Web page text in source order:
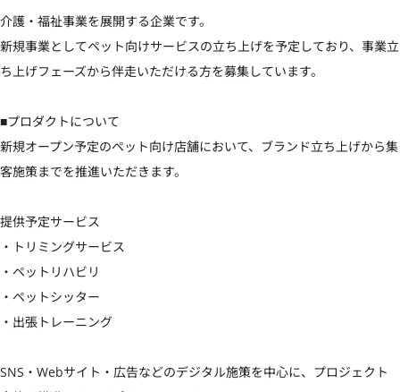
介護・福祉事業を展開する企業です。
新規事業としてペット向けサービスの立ち上げを予定しており、事業立
ち上げフェーズから伴走いただける方を募集しています。
■プロダクトについて
新規オープン予定のペット向け店舗において、ブランド立ち上げから集
客施策までを推進いただきます。
提供予定サービス
・トリミングサービス
・ペットリハビリ
・ペットシッター
・出張トレーニング
SNS・Webサイト・広告などのデジタル施策を中心に、プロジェクト